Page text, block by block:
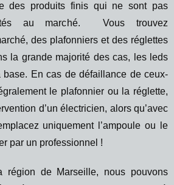
des produits finis qui ne sont pas
au marché. Vous trouvez
des plafonniers et des réglettes
la grande majorité des cas, les leds
En cas de défaillance de ceux-
le plafonnier ou la réglette,
d’un électricien, alors qu’avec
uniquement l’ampoule ou le
par un professionnel !
Marseille, nous pouvons